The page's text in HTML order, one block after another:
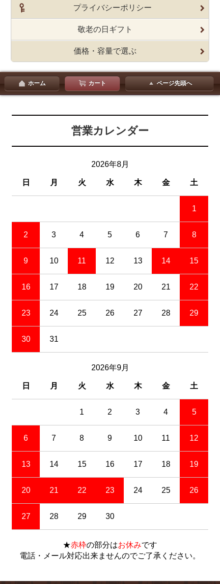
プライバシーポリシー
敬老の日ギフト
価格・容量で選ぶ
ホーム カート ページ先頭へ
営業カレンダー
2026年8月
日 月 火 水 木 金 土
1
2 3 4 5 6 7 8
9 10 11 12 13 14 15
16 17 18 19 20 21 22
23 24 25 26 27 28 29
30 31
2026年9月
日 月 火 水 木 金 土
1 2 3 4 5
6 7 8 9 10 11 12
13 14 15 16 17 18 19
20 21 22 23 24 25 26
27 28 29 30
★赤枠の部分はお休みです
電話・メール対応出来ませんのでご了承ください。